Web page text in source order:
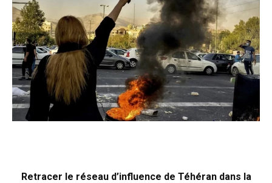
Retracer le réseau d’influence de Téhéran dans la